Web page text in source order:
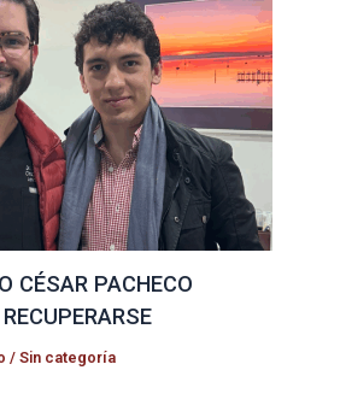
CÉSAR PACHECO
/Sin categoría